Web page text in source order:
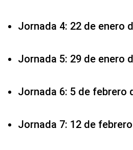
Jornada 4: 22 de enero
Jornada 5: 29 de enero
Jornada 6: 5 de febrero
Jornada 7: 12 de